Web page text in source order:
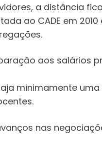
a distância
ao CADE em
aos salários
minimamente
nas